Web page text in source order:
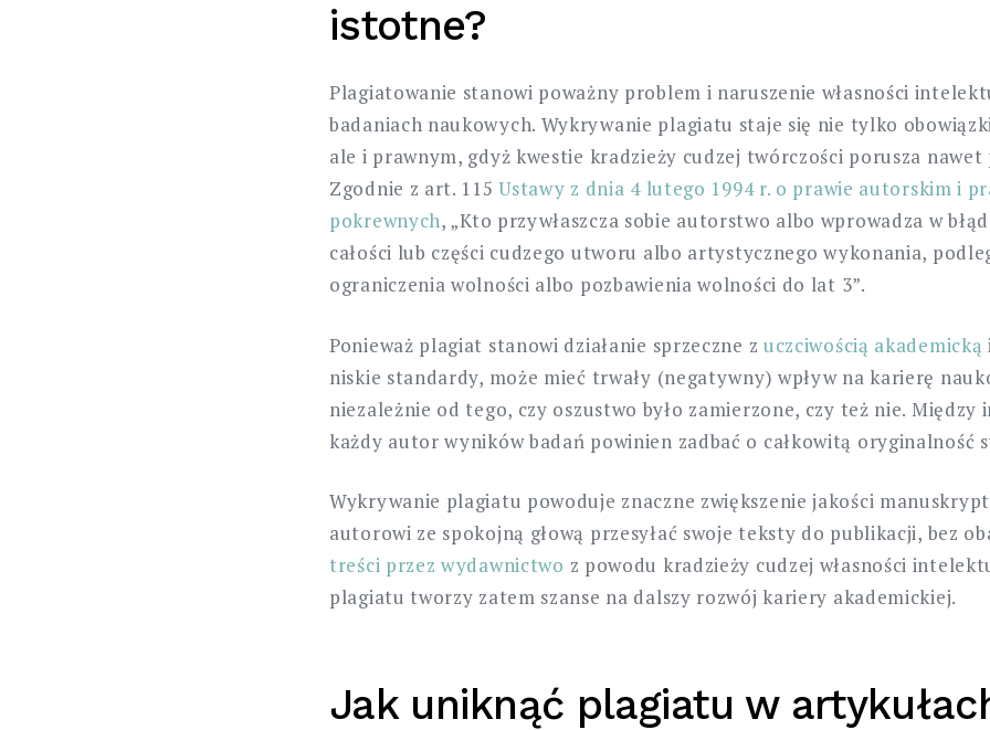
istotne?
Plagiatowanie stanowi poważny problem i naruszenie własności
badaniach naukowych. Wykrywanie plagiatu staje się nie tylko
ale i prawnym, gdyż kwestie kradzieży cudzej twórczości porusza nawet
Zgodnie z art. 115Ustawy z dnia 4 lutego 1994 r. o prawie autorskim i
pokrewnych, „Kto przywłaszcza sobie autorstwo albo wprowadza w
całości lub części cudzego utworu albo artystycznego wykonania,
ograniczenia wolności albo pozbawienia wolności do lat 3”.
Ponieważ plagiat stanowi działanie sprzeczne z uczciwością akademicką
niskie standardy, może mieć trwały (negatywny) wpływ na karierę
niezależnie od tego, czy oszustwo było zamierzone, czy też nie. Między
każdy autor wyników badań powinien zadbać o całkowitą oryginalność
Wykrywanie plagiatu powoduje znaczne zwiększenie jakości
autorowi ze spokojną głową przesyłać swoje teksty do publikacji, bez
treści przez wydawnictwo z powodu kradzieży cudzej własności
plagiatu tworzy zatem szanse na dalszy rozwój kariery akademickiej.
Jak uniknąć plagiatu w